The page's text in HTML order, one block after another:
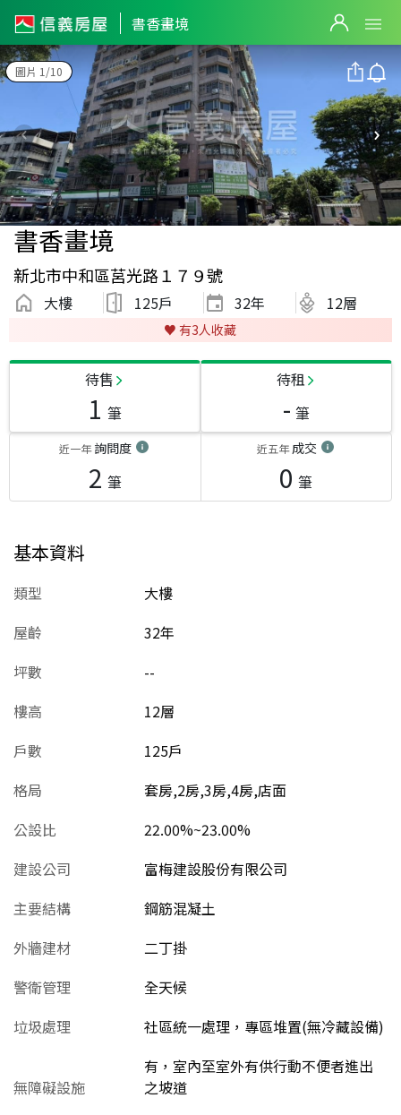
書香畫境
圖片 1/10
書香畫境
新北市中和區莒光路１７９號
大樓 125戶 32年 12層
♥️ 有3人收藏
待售
1 筆
待租
- 筆
近一年詢問度
2 筆
近五年成交
0 筆
基本資料
類型
大樓
屋齡
32年
坪數
--
樓高
12層
戶數
125戶
格局
套房,2房,3房,4房,店面
公設比
22.00%~23.00%
建設公司
富梅建設股份有限公司
主要結構
鋼筋混凝土
外牆建材
二丁掛
警衛管理
全天候
垃圾處理
社區統一處理，專區堆置(無冷藏設備)
無障礙設施
有，室內至室外有供行動不便者進出
之坡道